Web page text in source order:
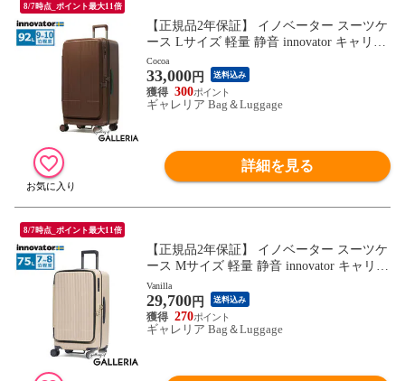
8/7時点_ポイント最大11倍
【正規品2年保証】 イノベーター スーツケ
ース Lサイズ 軽量 静音 innovator キャリー
ケース 大容量 マット ブランド TSA フロ
ントオープン ストッパー付き 9泊 10泊 Ext
reme Journey 92L Large INV750DOR
Cocoa
33,000円 送料込み
300
ギャレリア Bag＆Luggage
詳細を見る
8/7時点_ポイント最大11倍
【正規品2年保証】 イノベーター スーツケ
ース Mサイズ 軽量 静音 innovator キャリー
ケース ストッパー付き キャスターロック
マット おしゃれ ブランド 大きめ 7泊 8泊
Extreme Journey 75L Middle INV650DOR
Vanilla
29,700円 送料込み
270
ギャレリア Bag＆Luggage